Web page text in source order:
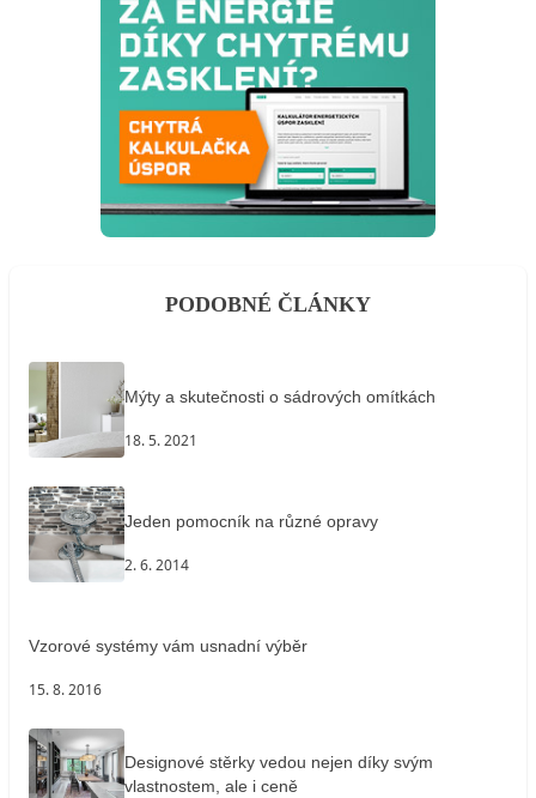
PODOBNÉ ČLÁNKY
Mýty a skutečnosti o sádrových omítkách
18. 5. 2021
Jeden pomocník na různé opravy
2. 6. 2014
Vzorové systémy vám usnadní výběr
15. 8. 2016
Designové stěrky vedou nejen díky svým
vlastnostem, ale i ceně